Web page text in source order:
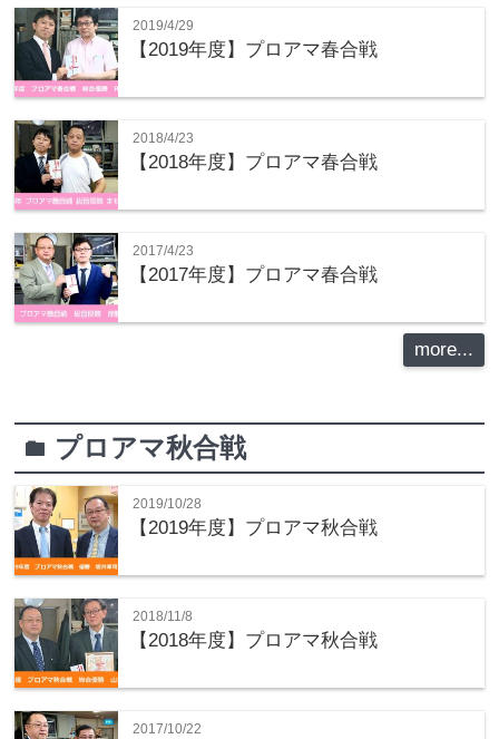
2019/4/29
【2019年度】プロアマ春合戦
2018/4/23
【2018年度】プロアマ春合戦
2017/4/23
【2017年度】プロアマ春合戦
more...
folder プロアマ秋合戦
2019/10/28
【2019年度】プロアマ秋合戦
2018/11/8
【2018年度】プロアマ秋合戦
2017/10/22